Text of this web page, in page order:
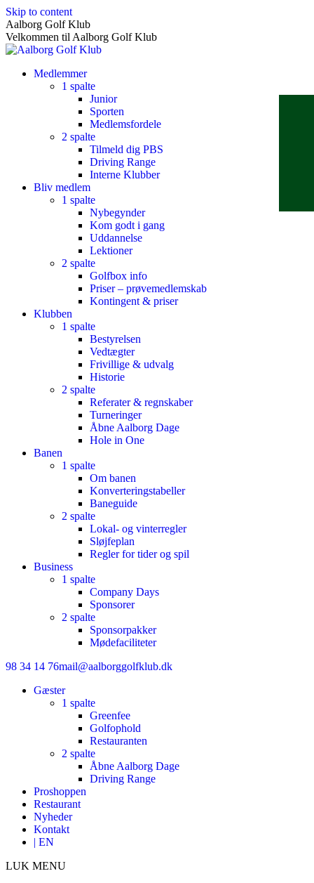
Skip to content
Aalborg Golf Klub
Velkommen til Aalborg Golf Klub
Medlemmer
1 spalte
Junior
Sporten
Medlemsfordele
2 spalte
Tilmeld dig PBS
Driving Range
Interne Klubber
Bliv medlem
1 spalte
Nybegynder
Kom godt i gang
Uddannelse
Lektioner
2 spalte
Golfbox info
Priser – prøvemedlemskab
Kontingent & priser
Klubben
1 spalte
Bestyrelsen
Vedtægter
Frivillige & udvalg
Historie
2 spalte
Referater & regnskaber
Turneringer
Åbne Aalborg Dage
Hole in One
Banen
1 spalte
Om banen
Konverteringstabeller
Baneguide
2 spalte
Lokal- og vinterregler
Sløjfeplan
Regler for tider og spil
Business
1 spalte
Company Days
Sponsorer
2 spalte
Sponsorpakker
Mødefaciliteter
98 34 14 76mail@aalborggolfklub.dk
Gæster
1 spalte
Greenfee
Golfophold
Restauranten
2 spalte
Åbne Aalborg Dage
Driving Range
Proshoppen
Restaurant
Nyheder
Kontakt
| EN
LUK MENU